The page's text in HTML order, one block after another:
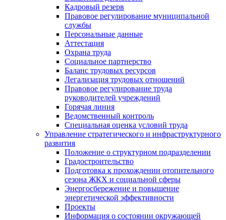
Кадровый резерв
Правовое регулирование муниципальной
службы
Персональные данные
Аттестация
Охрана труда
Социальное партнерство
Баланс трудовых ресурсов
Легализация трудовых отношений
Правовое регулирование труда
руководителей учреждений
Горячая линия
Ведомственный контроль
Специальная оценка условий труда
Управление стратегического и инфраструктурного
развития
Положение о структурном подразделении
Градостроительство
Подготовка к прохождении отопительного
сезона ЖКХ и социальной сферы
Энергосбережение и повышение
энергетической эффективности
Проекты
Информация о состоянии окружающей